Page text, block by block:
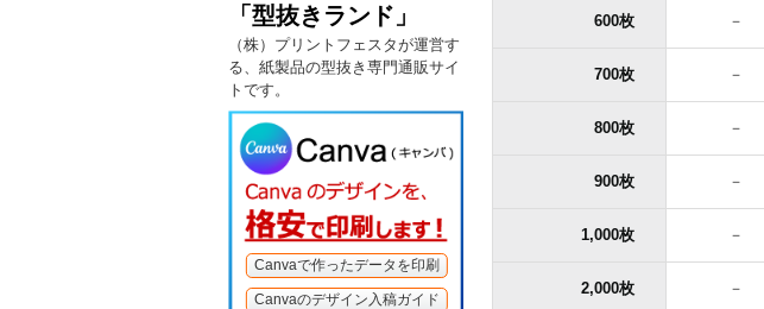
「型抜きランド」
（株）プリントフェスタが運営す
る、紙製品の型抜き専門通販サイ
トです。
Canvaで作ったデータを印刷
Canvaのデザイン入稿ガイド
600枚 －
700枚 －
800枚 －
900枚 －
1,000枚 －
2,000枚 －